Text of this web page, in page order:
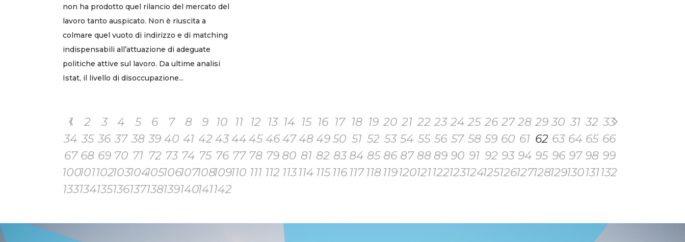
non ha prodotto quel rilancio del mercato del
lavoro tanto auspicato. Non è riuscita a
colmare quel vuoto di indirizzo e di matching
indispensabili all’attuazione di adeguate
politiche attive sul lavoro. Da ultime analisi
Istat, il livello di disoccupazione...
1 2 3 4 5 6 7 8 9 10 11 12 13 14 15 16 17 18 19 20 21 22 23 24 25 26 27 28 29 30 31 32 33
34 35 36 37 38 39 40 41 42 434445 46 474849 50 51 52 53 54 55 56 57 58 59 60 61 62 63 64 65 66
67 68 69 70 71 72 73 74 75 76 77 78 79 80 81 82 83 84 85 86 87 88 89 90 91 92 93 94 95 96 97 98 99
100101102103104105106107108109110 111 112 113 114 115 116 117 118 119120121122123124125126127128129130131132
133134135136137138139140141142